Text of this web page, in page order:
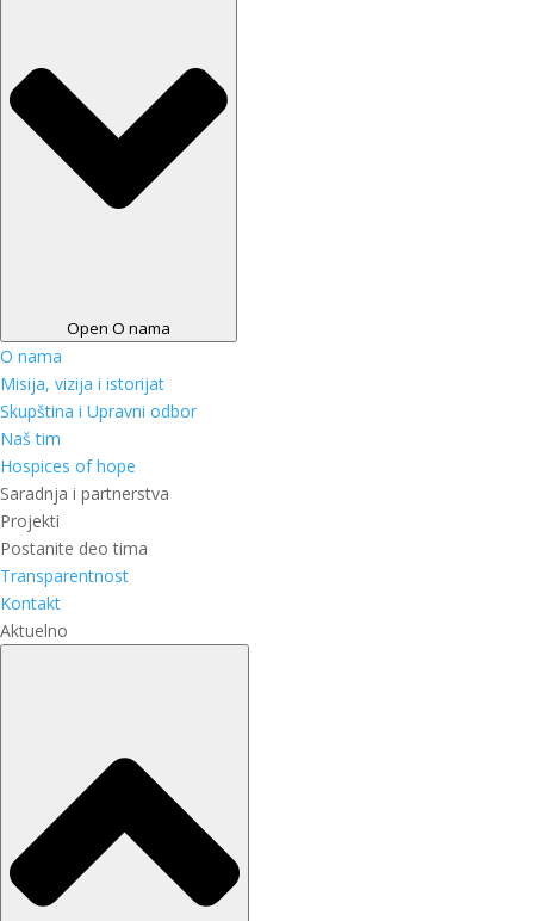
Open O nama
O nama
Misija, vizija i istorijat
Skupština i Upravni odbor
Naš tim
Hospices of hope
Saradnja i partnerstva
Projekti
Postanite deo tima
Transparentnost
Kontakt
Aktuelno